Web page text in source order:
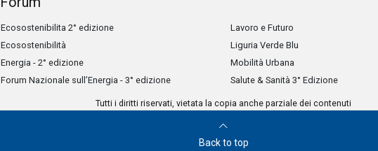
Ecosostenibilita 2° edizione
Ecosostenibilità
Energia - 2° edizione
Forum Nazionale sull’Energia - 3° edizione
Lavoro e Futuro
Liguria Verde Blu
Mobilità Urbana
Salute & Sanità 3° Edizione
Tutti i diritti riservati, vietata la copia anche parziale dei contenuti
Back to top